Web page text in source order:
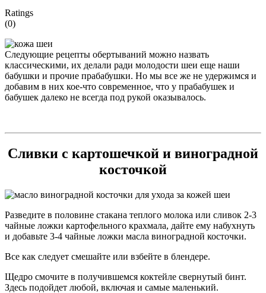
Ratings
(0)
Следующие рецепты обертываний можно назвать
классическими, их делали ради молодости шеи еще наши
бабушки и прочие прабабушки. Но мы все же не удержимся и
добавим в них кое-что современное, что у прабабушек и
бабушек далеко не всегда под рукой оказывалось.
Сливки с картошечкой и виноградной
косточкой
Разведите в половине стакана теплого молока или сливок 2-3
чайные ложки картофельного крахмала, дайте ему набухнуть
и добавьте 3-4 чайные ложки масла виноградной косточки.
Все как следует смешайте или взбейте в блендере.
Щедро смочите в получившемся коктейле свернутый бинт.
Здесь подойдет любой, включая и самые маленький.